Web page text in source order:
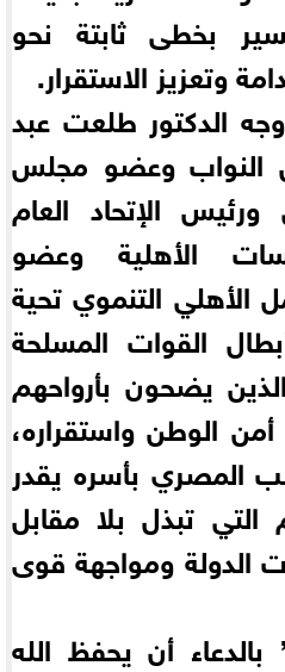
بخطى ثابتة نحو
وتعزيز الاستقرار.
الدكتور طلعت عبد
وعضو مجلس
ورئيس الإتحاد العام
الأهلية وعضو
الأهلي التنموي تحية
القوات المسلحة
يضحون بأرواحهم
الوطن واستقراره،
المصري بأسره يقدر
تبذل بلا مقابل
الدولة ومواجهة قوى
أن يحفظ الله